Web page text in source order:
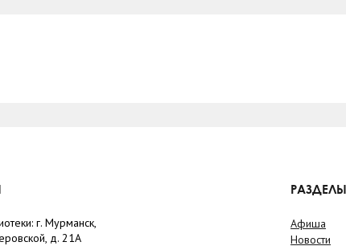
г. Мурманск,
д. 21А
Афиша
Новости